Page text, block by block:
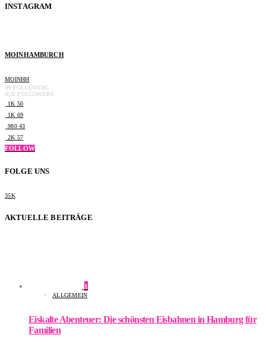
INSTAGRAM
MOINHAMBURCH
MOINHH
99 FOLLOWING
35KFOLLOWERS
1K 50
1K 69
980 43
2K 57
FOLLOW
FOLGE UNS
35K
AKTUELLE BEITRÄGE
1
ALLGEMEIN
Eiskalte Abenteuer: Die schönsten Eisbahnen in Hamburg für
Familien